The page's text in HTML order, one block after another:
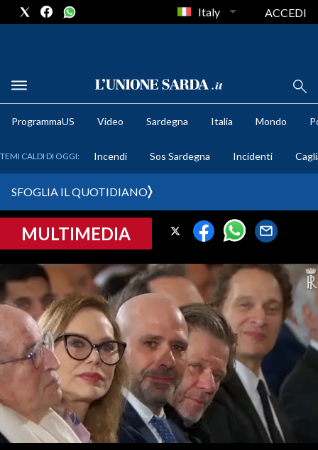
METEO
CRONACA SARDEGNA
PROVINCIA DI CAGLIARI
SULCIS IGLESIENTE
MEDIO CAMPIDANO
ORISTANO E PROVINCIA
SASSARI E PROVINCIA
GALLURA
NUORO E PROVINCIA
OGLIASTRA
Italy ACCEDI
ProgrammaUS Video Sardegna Italia Mondo
TEMI CALDI DI OGGI: Incendi Sos Sardegna Incidenti
SFOGLIA IL QUOTIDIANO
MULTIMEDIA